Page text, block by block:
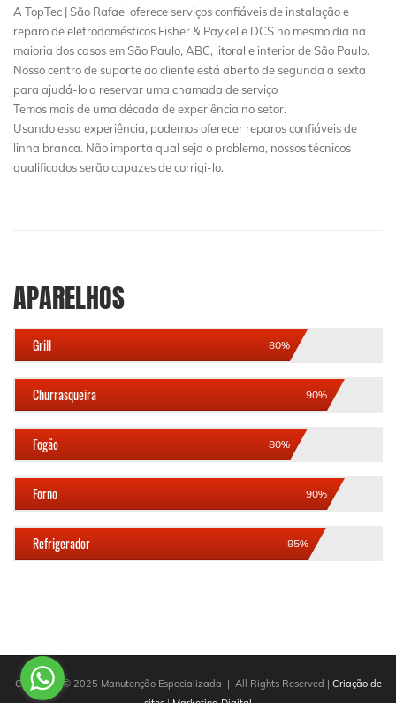
A TopTec | São Rafael oferece serviços confiáveis de instalação e
reparo de eletrodomésticos Fisher & Paykel e DCS no mesmo dia na
maioria dos casos em São Paulo, ABC, litoral e interior de São Paulo.
Nosso centro de suporte ao cliente está aberto de segunda a sexta
para ajudá-lo a reservar uma chamada de serviço
Temos mais de uma década de experiência no setor.
Usando essa experiência, podemos oferecer reparos confiáveis ​​de
linha branca. Não importa qual seja o problema, nossos técnicos
qualificados serão capazes de corrigi-lo.
APARELHOS
Grill 80%
Churrasqueira 90%
Fogão 80%
Forno 90%
Refrigerador 85%
Copyright © 2025 Manutenção Especializada | All Rights Reserved | Criação de